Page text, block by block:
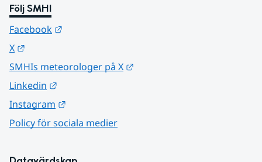
Följ SMHI
Facebook
X
SMHIs meteorologer på X
Linkedin
Instagram
Policy för sociala medier